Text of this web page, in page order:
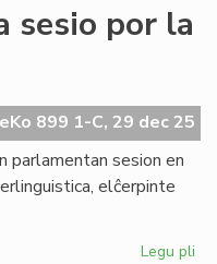
rezolucioj
la
Senato
Pavio
sesio por la
899 1-C, 29 dec 25
parlamentan sesion en
elĉerpinte
Legu pli